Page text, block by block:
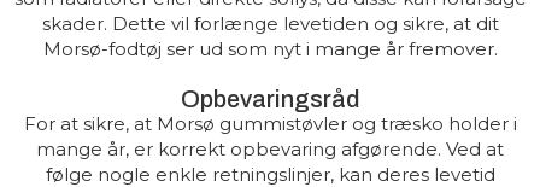
skader. Dette vil forlænge levetiden og sikre, at dit
Morsø-fodtøj ser ud som nyt i mange år fremover.
Opbevaringsråd
For at sikre, at Morsø gummistøvler og træsko holder i
mange år, er korrekt opbevaring afgørende. Ved at
følge nogle enkle retningslinjer, kan deres levetid